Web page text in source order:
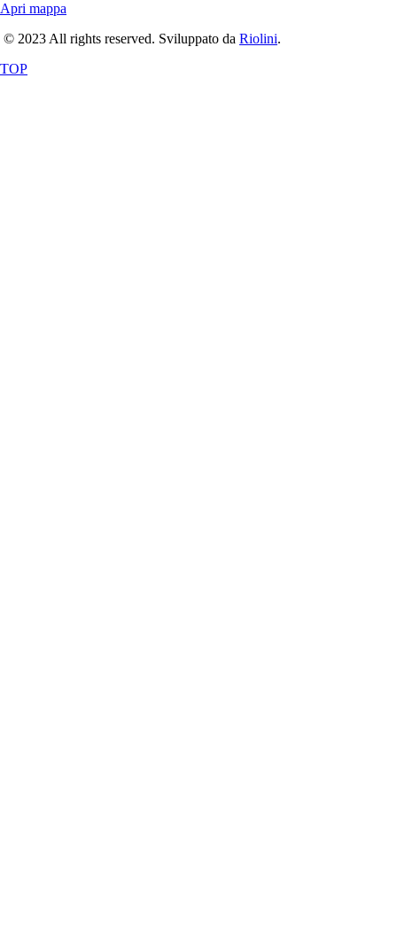
Apri mappa
© 2023 All rights reserved. Sviluppato da Riolini.
TOP